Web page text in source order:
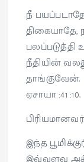
நீ
நீதியின்
தாங்குவேன்.
ஏசாயா :41 :10.
இந்த